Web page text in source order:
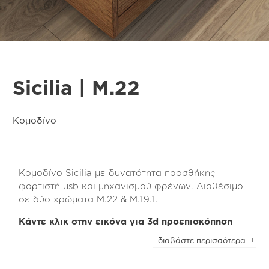
Sicilia | M.22
Κομοδίνο
Κομοδίνο Sicilia με δυνατότητα προσθήκης
φορτιστή usb και μηχανισμού φρένων. Διαθέσιμο
σε δύο χρώματα Μ.22 & Μ.19.1.
Κάντε κλικ στην εικόνα για 3d προεπισκόπηση
Το κομοδίνο Sicilia είναι κατασκευασμένο από
διαβάστε περισσότερα